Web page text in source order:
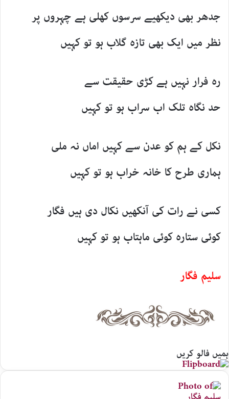
جدھر بھی دیکھیے سرسوں کھلی ہے چہروں پر
نظر میں ایک بھی تازہ گلاب ہو تو کہیں
رہ فرار نہیں ہے کڑی حقیقت سے
حد نگاہ تلک اب سراب ہو تو کہیں
نکل کے ہم کو عدن سے کہیں اماں نہ ملی
ہماری طرح کا خانہ خراب ہو تو کہیں
کسی نے رات کی آنکھیں نکال دی ہیں فگار
کوئی ستارہ کوئی ماہتاب ہو تو کہیں
سلیم فگار
ہمیں فالو کریں